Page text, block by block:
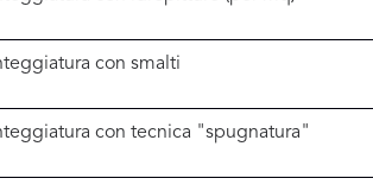
con smalti
con tecnica "spugnatura"